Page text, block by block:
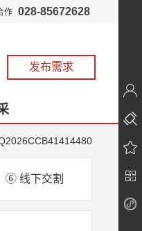
作 028-85672628
发布需求
⑥ 线下交割